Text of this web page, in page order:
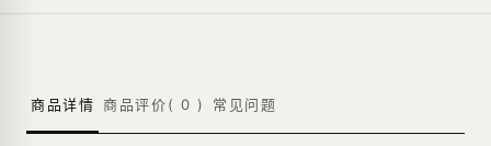
商品详情 商品评价( 0 ) 常见问题